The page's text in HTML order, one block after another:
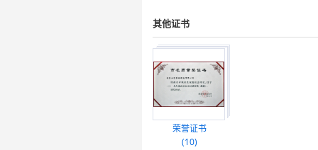
其他证书
荣誉证书
(10)